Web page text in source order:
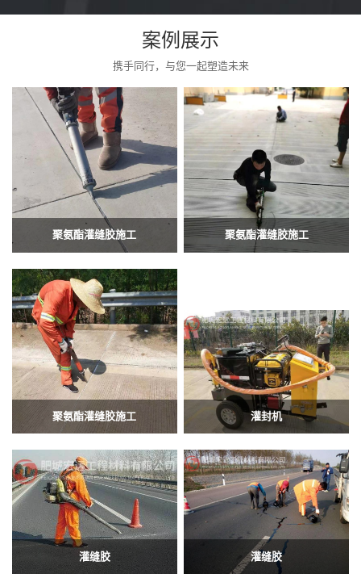
案例展示
携手同行，与您一起塑造未来
聚氨酯灌缝胶施工 聚氨酯灌缝胶施工
聚氨酯灌缝胶施工 灌封机
灌缝胶 灌缝胶